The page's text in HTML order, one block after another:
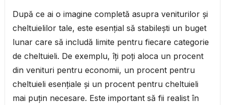
După ce ai o imagine completă asupra veniturilor și
cheltuielilor tale, este esențial să stabilești un buget
lunar care să includă limite pentru fiecare categorie
de cheltuieli. De exemplu, îți poți aloca un procent
din venituri pentru economii, un procent pentru
cheltuieli esențiale și un procent pentru cheltuieli
mai puțin necesare. Este important să fii realist în